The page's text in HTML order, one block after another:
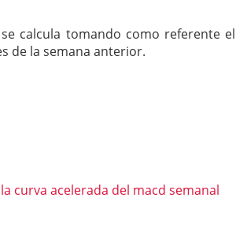
calcula tomando como referente el
de la semana anterior.